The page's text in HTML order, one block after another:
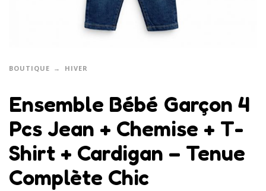
BOUTIQUE HIVER
Ensemble Bébé Garçon 4
Pcs Jean + Chemise + T-
Shirt + Cardigan – Tenue
Complète Chic